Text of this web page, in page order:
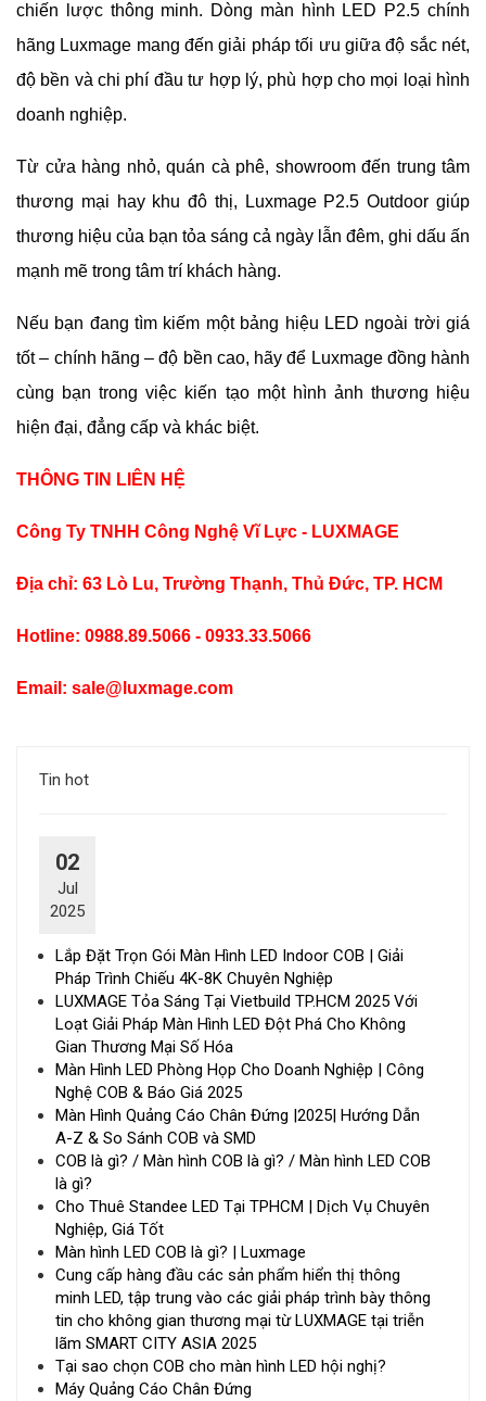
chiến lược thông minh. Dòng màn hình LED P2.5 chính
hãng Luxmage mang đến giải pháp tối ưu giữa độ sắc nét,
độ bền và chi phí đầu tư hợp lý, phù hợp cho mọi loại hình
doanh nghiệp.
Từ cửa hàng nhỏ, quán cà phê, showroom đến trung tâm
thương mại hay khu đô thị, Luxmage P2.5 Outdoor giúp
thương hiệu của bạn tỏa sáng cả ngày lẫn đêm, ghi dấu ấn
mạnh mẽ trong tâm trí khách hàng.
Nếu bạn đang tìm kiếm một bảng hiệu LED ngoài trời giá
tốt – chính hãng – độ bền cao, hãy để Luxmage đồng hành
cùng bạn trong việc kiến tạo một hình ảnh thương hiệu
hiện đại, đẳng cấp và khác biệt.
THÔNG TIN LIÊN HỆ
Công Ty TNHH Công Nghệ Vĩ Lực - LUXMAGE
Địa chỉ: 63 Lò Lu, Trường Thạnh, Thủ Đức, TP. HCM
Hotline: 0988.89.5066 - 0933.33.5066
Email: sale@luxmage.com
Tin hot
02
Jul
2025
Lắp Đặt Trọn Gói Màn Hình LED Indoor COB | Giải
Pháp Trình Chiếu 4K-8K Chuyên Nghiệp
LUXMAGE Tỏa Sáng Tại Vietbuild TP.HCM 2025 Với
Loạt Giải Pháp Màn Hình LED Đột Phá Cho Không
Gian Thương Mại Số Hóa
Màn Hình LED Phòng Họp Cho Doanh Nghiệp | Công
Nghệ COB & Báo Giá 2025
Màn Hình Quảng Cáo Chân Đứng |2025| Hướng Dẫn
A-Z & So Sánh COB và SMD
COB là gì? / Màn hình COB là gì? / Màn hình LED COB
là gì?
Cho Thuê Standee LED Tại TPHCM | Dịch Vụ Chuyên
Nghiệp, Giá Tốt
Màn hình LED COB là gì? | Luxmage
Cung cấp hàng đầu các sản phẩm hiển thị thông
minh LED, tập trung vào các giải pháp trình bày thông
tin cho không gian thương mại từ LUXMAGE tại triễn
lãm SMART CITY ASIA 2025
Tại sao chọn COB cho màn hình LED hội nghị?
Máy Quảng Cáo Chân Đứng